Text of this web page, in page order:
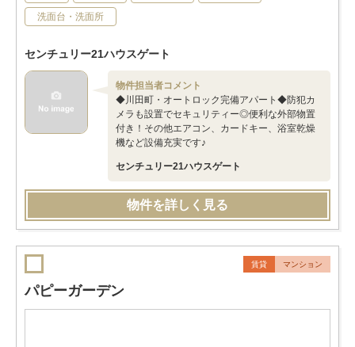
洗面台・洗面所
センチュリー21ハウスゲート
物件担当者コメント
◆川田町・オートロック完備アパート◆防犯カ
メラも設置でセキュリティー◎便利な外部物置
付き！その他エアコン、カードキー、浴室乾燥
機など設備充実です♪
センチュリー21ハウスゲート
物件を詳しく見る
賃貸 マンション
パピーガーデン